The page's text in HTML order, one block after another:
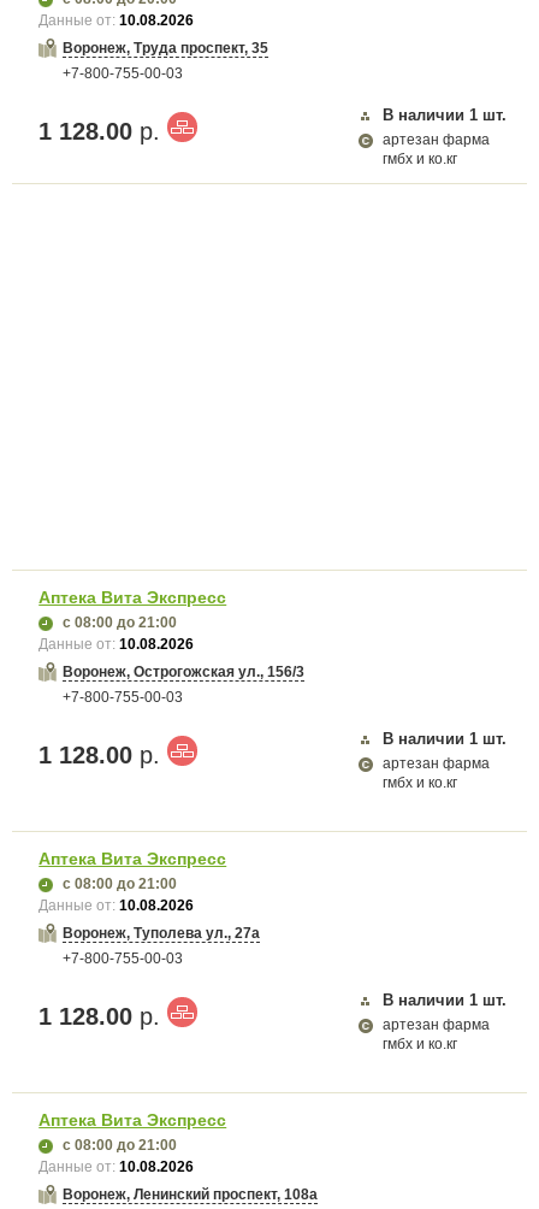
Данные от:10.08.2026
Воронеж, Труда проспект, 35
+7-800-755-00-03
1 128.00 р.
В наличии 1 шт.
артезан фарма
гмбх и ко.кг
Аптека Вита Экспресс
с 08:00 до 21:00
Данные от:10.08.2026
Воронеж, Острогожская ул., 156/3
+7-800-755-00-03
1 128.00 р.
В наличии 1 шт.
артезан фарма
гмбх и ко.кг
Аптека Вита Экспресс
с 08:00 до 21:00
Данные от:10.08.2026
Воронеж, Туполева ул., 27а
+7-800-755-00-03
1 128.00 р.
В наличии 1 шт.
артезан фарма
гмбх и ко.кг
Аптека Вита Экспресс
с 08:00 до 21:00
Данные от:10.08.2026
Воронеж, Ленинский проспект, 108а